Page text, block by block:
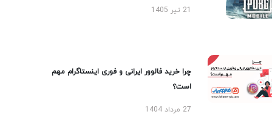
چرا خرید فالوور ایرانی و فوری اینستاگرام مهم
است؟
27 مرداد 1404